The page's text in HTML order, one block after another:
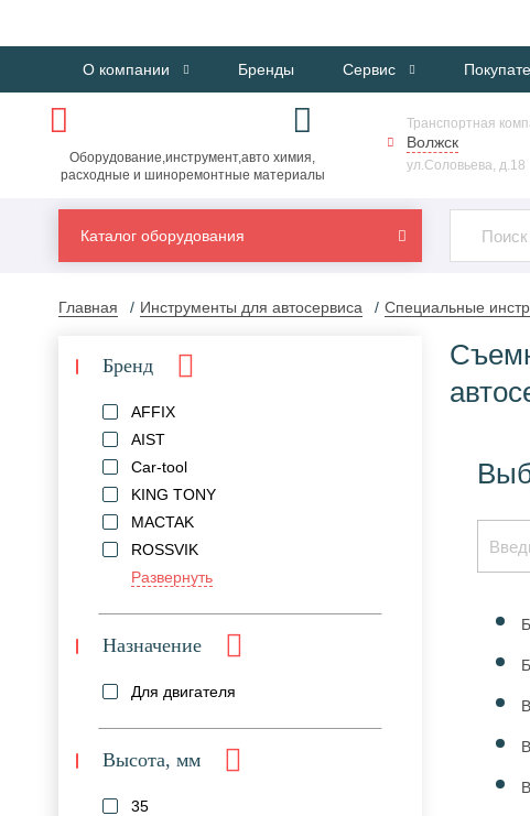
О компании Бренды Сервис
Оборудование,инструмент,авто химия,
расходные и шиноремонтные материалы
Транспортная
Волжск
ул.Соловьева, д.18
Каталог оборудования
Главная Инструменты для автосервиса Специальные
Бренд
AFFIX
AIST
Car-tool
KING TONY
MACTAK
ROSSVIK
Развернуть
Назначение
Для двигателя
Высота, мм
35